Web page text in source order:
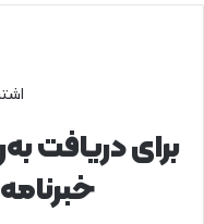
برای دریافت